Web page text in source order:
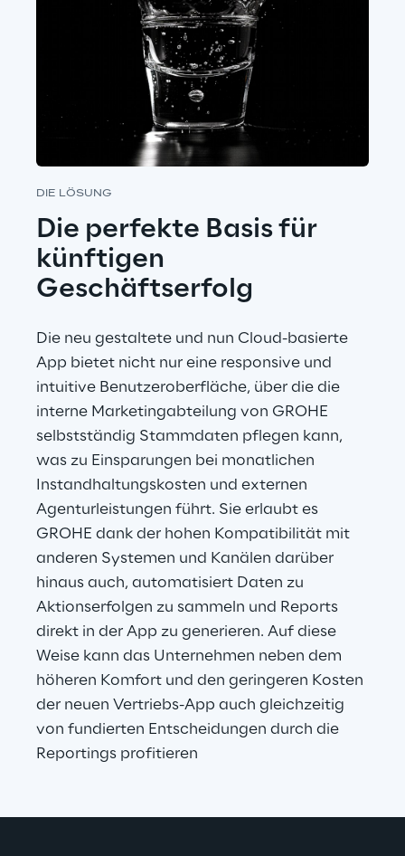
DIE LÖSUNG
Die perfekte Basis für
künftigen
Geschäftserfolg
Die neu gestaltete und nun Cloud-basierte
App bietet nicht nur eine responsive und
intuitive Benutzeroberfläche, über die die
interne Marketingabteilung von GROHE
selbstständig Stammdaten pflegen kann,
was zu Einsparungen bei monatlichen
Instandhaltungskosten und externen
Agenturleistungen führt. Sie erlaubt es
GROHE dank der hohen Kompatibilität mit
anderen Systemen und Kanälen darüber
hinaus auch, automatisiert Daten zu
Aktionserfolgen zu sammeln und Reports
direkt in der App zu generieren. Auf diese
Weise kann das Unternehmen neben dem
höheren Komfort und den geringeren Kosten
der neuen Vertriebs-App auch gleichzeitig
von fundierten Entscheidungen durch die
Reportings profitieren